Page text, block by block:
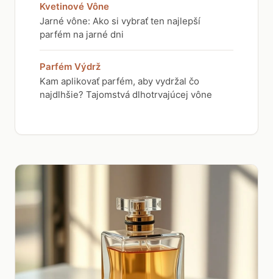
Kvetinové Vône
Jarné vône: Ako si vybrať ten najlepší
parfém na jarné dni
Parfém Výdrž
Kam aplikovať parfém, aby vydržal čo
najdlhšie? Tajomstvá dlhotrvajúcej vône